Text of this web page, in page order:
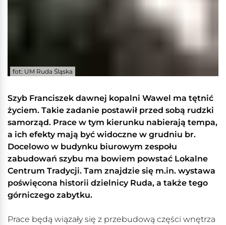
fot: UM Ruda Śląska
Szyb Franciszek dawnej kopalni Wawel ma tętnić
życiem. Takie zadanie postawił przed sobą rudzki
samorząd. Prace w tym kierunku nabierają tempa,
a ich efekty mają być widoczne w grudniu br.
Docelowo w budynku biurowym zespołu
zabudowań szybu ma bowiem powstać Lokalne
Centrum Tradycji. Tam znajdzie się m.in. wystawa
poświęcona historii dzielnicy Ruda, a także tego
górniczego zabytku.
Prace będą wiązały się z przebudową części wnętrza